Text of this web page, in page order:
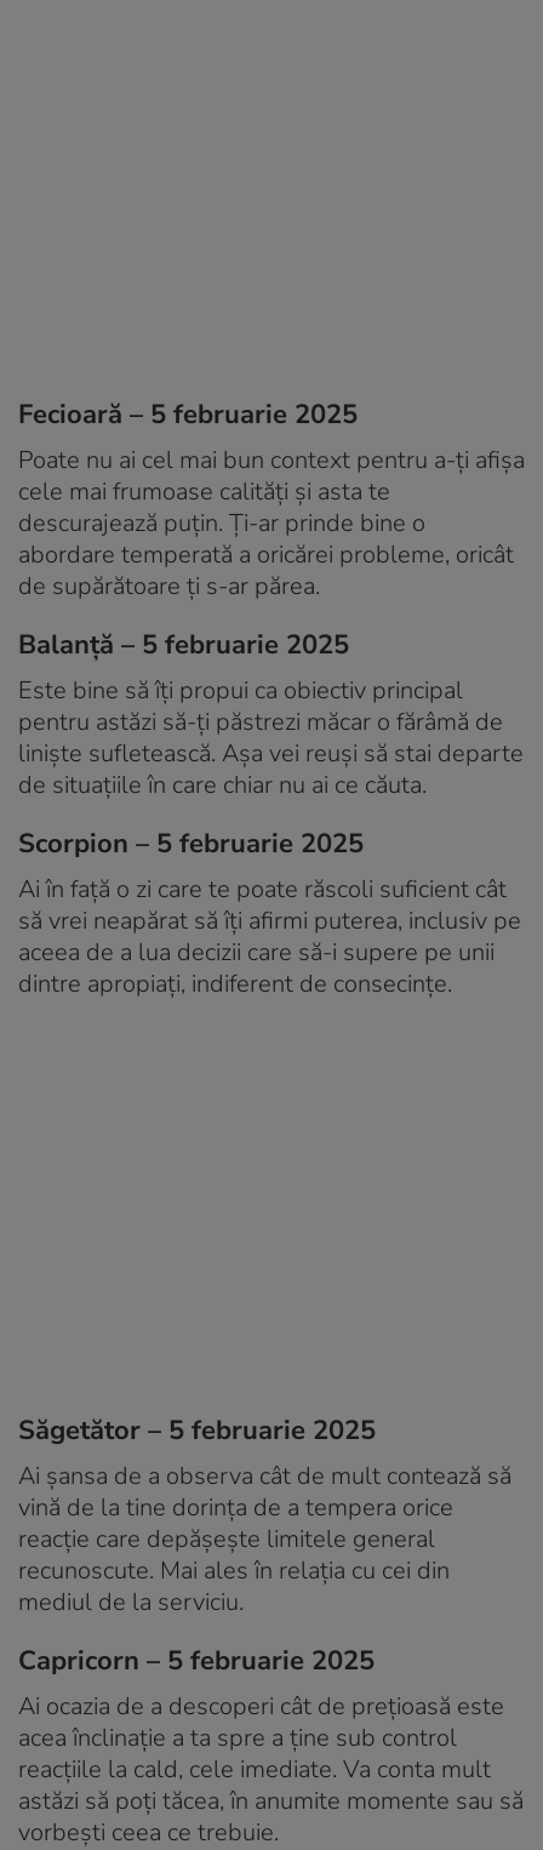
Fecioară – 5 februarie 2025
Poate nu ai cel mai bun context pentru a-ți afișa
cele mai frumoase calități și asta te
descurajează puțin. Ți-ar prinde bine o
abordare temperată a oricărei probleme, oricât
de supărătoare ți s-ar părea.
Balanță – 5 februarie 2025
Este bine să îți propui ca obiectiv principal
pentru astăzi să-ți păstrezi măcar o fărâmă de
liniște sufletească. Așa vei reuși să stai departe
de situațiile în care chiar nu ai ce căuta.
Scorpion – 5 februarie 2025
Ai în față o zi care te poate răscoli suficient cât
să vrei neapărat să îți afirmi puterea, inclusiv pe
aceea de a lua decizii care să-i supere pe unii
dintre apropiați, indiferent de consecințe.
Săgetător – 5 februarie 2025
Ai șansa de a observa cât de mult contează să
vină de la tine dorința de a tempera orice
reacție care depășește limitele general
recunoscute. Mai ales în relația cu cei din
mediul de la serviciu.
Capricorn – 5 februarie 2025
Ai ocazia de a descoperi cât de prețioasă este
acea înclinație a ta spre a ține sub control
reacțiile la cald, cele imediate. Va conta mult
astăzi să poți tăcea, în anumite momente sau să
vorbești ceea ce trebuie.